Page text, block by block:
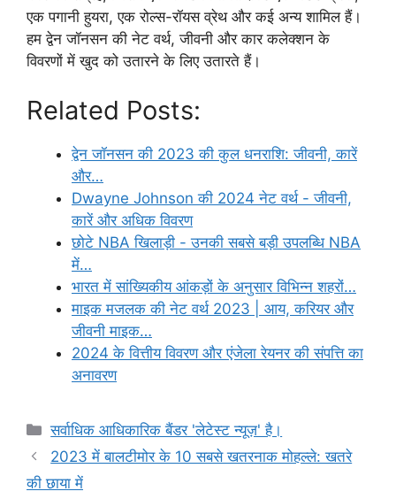
एक पगानी हुयरा, एक रोल्स-रॉयस व्रेथ और कई अन्य शामिल हैं।
हम द्वेन जॉनसन की नेट वर्थ, जीवनी और कार कलेक्शन के
विवरणों में खुद को उतारने के लिए उतारते हैं।
Related Posts:
द्वेन जॉनसन की 2023 की कुल धनराशि: जीवनी, कारें
और…
Dwayne Johnson की 2024 नेट वर्थ - जीवनी,
कारें और अधिक विवरण
छोटे NBA खिलाड़ी - उनकी सबसे बड़ी उपलब्धि NBA
में…
भारत में सांख्यिकीय आंकड़ों के अनुसार विभिन्न शहरों…
माइक मजलक की नेट वर्थ 2023 | आय, करियर और
जीवनी माइक…
2024 के वित्तीय विवरण और एंजेला रेयनर की संपत्ति का
अनावरण
Categories
सर्वाधिक आधिकारिक बैंडर 'लेटेस्ट न्यूज़' है।
2023 में बालटीमोर के 10 सबसे खतरनाक मोहल्ले: खतरे
की छाया में